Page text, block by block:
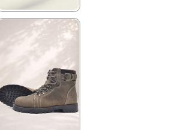
★
%42İndirim
Ücretsiz
Kargo